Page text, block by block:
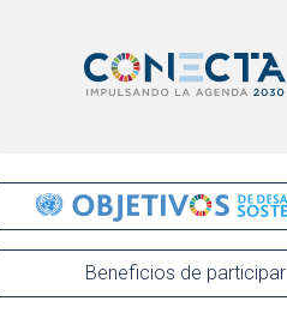
Beneficios de participar